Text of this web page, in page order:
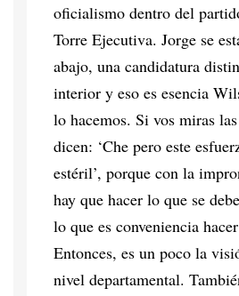
oficialismo dentro del
Torre Ejecutiva. Jorge se
abajo, una candidatura
interior y eso es esencia
lo hacemos. Si vos miras
dicen: ‘Che pero este
estéril’, porque con la
hay que hacer lo que se
lo que es conveniencia
Entonces, es un poco la
nivel departamental.